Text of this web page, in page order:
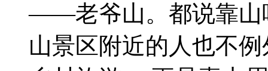
――老爷山。都说靠山
山景区附近的人也不